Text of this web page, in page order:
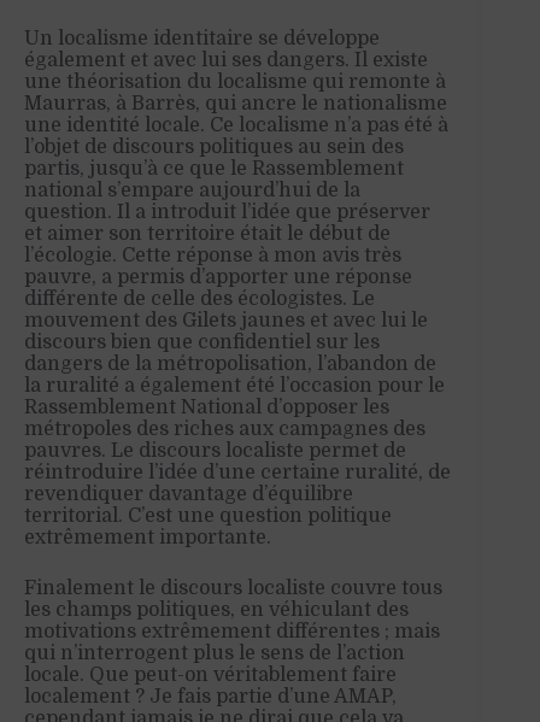
Un localisme identitaire se développe
également et avec lui ses dangers. Il existe
une théorisation du localisme qui remonte à
Maurras, à Barrès, qui ancre le nationalisme
une identité locale. Ce localisme n’a pas été à
l’objet de discours politiques au sein des
partis, jusqu’à ce que le Rassemblement
national s’empare aujourd’hui de la
question. Il a introduit l’idée que préserver
et aimer son territoire était le début de
l’écologie. Cette réponse à mon avis très
pauvre, a permis d’apporter une réponse
différente de celle des écologistes. Le
mouvement des Gilets jaunes et avec lui le
discours bien que confidentiel sur les
dangers de la métropolisation, l’abandon de
la ruralité a également été l’occasion pour le
Rassemblement National d’opposer les
métropoles des riches aux campagnes des
pauvres. Le discours localiste permet de
réintroduire l’idée d’une certaine ruralité, de
revendiquer davantage d’équilibre
territorial. C’est une question politique
extrêmement importante.
Finalement le discours localiste couvre tous
les champs politiques, en véhiculant des
motivations extrêmement différentes ; mais
qui n’interrogent plus le sens de l’action
locale. Que peut-on véritablement faire
localement ? Je fais partie d’une AMAP,